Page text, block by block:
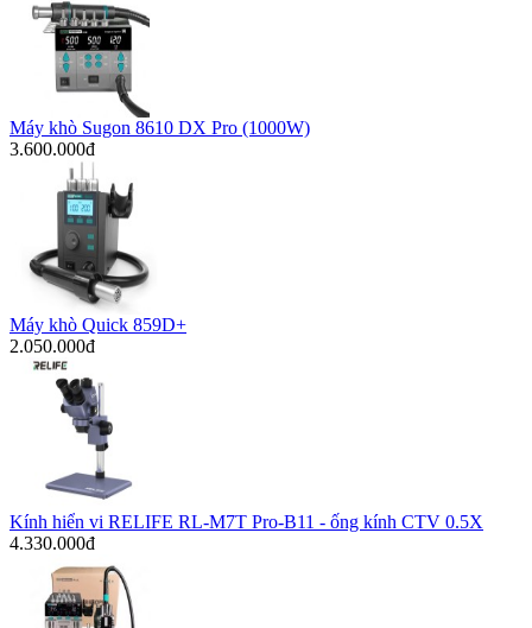
Máy khò Sugon 8610 DX Pro (1000W)
3.600.000đ
Máy khò Quick 859D+
2.050.000đ
Kính hiển vi RELIFE RL-M7T Pro-B11 - ống kính CTV 0.5X
4.330.000đ